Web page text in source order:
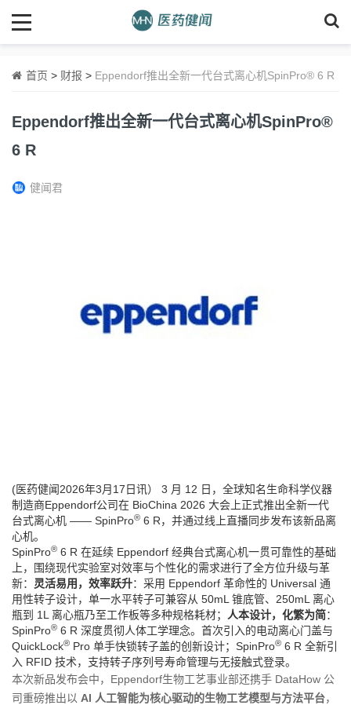
首页 > 财报 > Eppendorf推出全新一代台式离心机SpinPro® 6 R
Eppendorf推出全新一代台式离心机SpinPro®
6 R
健闻君
(医药健闻2026年3月17日讯） 3 月 12 日，全球知名生命科学仪器
制造商Eppendorf公司在 BioChina 2026 大会上正式推出全新一代
台式离心机 —— SpinPro® 6 R，并通过线上直播同步发布该新品离
心机。
SpinPro® 6 R 在延续 Eppendorf 经典台式离心机一贯可靠性的基础
上，围绕现代实验室对效率与个性化的需求进行了全方位升级与革
新： 灵活易用，效率跃升：采用 Eppendorf 革命性的 Universal 通
用性转子设计，单一水平转子可兼容从 50mL 锥底管、250mL 离心
瓶到 1L 离心瓶乃至工作板等多种规格耗材；
人本设计，化繁为简：
SpinPro® 6 R 深度贯彻人体工学理念。首次引入的电动离心门盖与
QuickLock® Pro 单手快锁转子盖的创新设计；SpinPro® 6 R 全新引
入 RFID 技术，支持转子序列号寿命管理与无接触式登录。
本次新品发布会中，Eppendorf生物工艺事业部还携手 DataHow 公
司重磅推出以 AI 人工智能为核心驱动的生物工艺模型与方法平台，